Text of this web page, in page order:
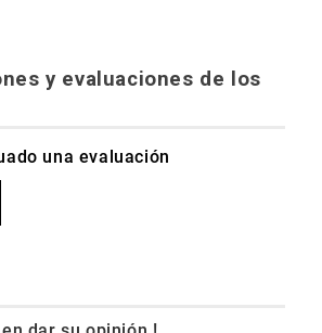
y evaluaciones de los
una evaluación